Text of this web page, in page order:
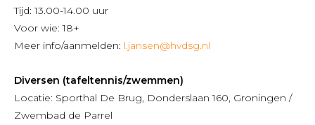
Tijd: 13.00-14.00 uur
Voor wie: 18+
Meer info/aanmelden: l.jansen@hvdsg.nl
Diversen (tafeltennis/zwemmen)
Locatie: Sporthal De Brug, Donderslaan 160, Groningen /
Zwembad de Parrel